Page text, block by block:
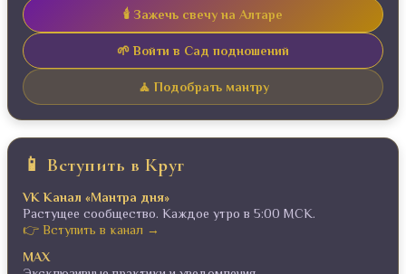
🕯️ Зажечь свечу на Алтаре
🌱 Войти в Сад подношений
🧘 Подобрать мантру
📱 Вступить в Круг
VK Канал «Мантра дня»
Растущее сообщество. Каждое утро в 5:00 МСК.
👉 Вступить в канал →
MAX